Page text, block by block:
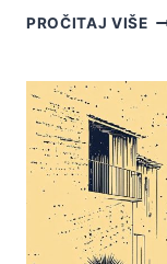
PROČITAJ VIŠE
I